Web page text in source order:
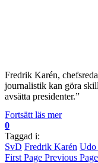
Fredrik Karén,
journalistik kan göra
avsätta presidenter.”
Fortsätt läs mer
0
Taggad i:
SvD Fredrik Karén
First Page Previous Page